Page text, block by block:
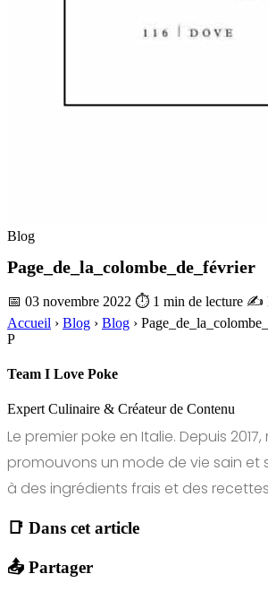
Blog
Page_de_la_colombe_de_février
📅 03 novembre 2022 ⏱ 1 min de lecture ✍️
Accueil › Blog › Blog ›
P
Team I Love Poke
Expert Culinaire & Créateur de Contenu
Le premier poke en Italie. Depuis 2017,
promouvons un mode de vie sain et
à des ingrédients frais et des
📑 Dans cet article
📤 Partager